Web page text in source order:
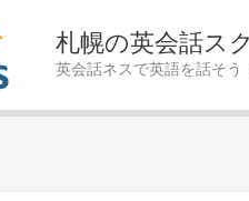
札幌の英会話ス
英会話ネスで英語を話そう